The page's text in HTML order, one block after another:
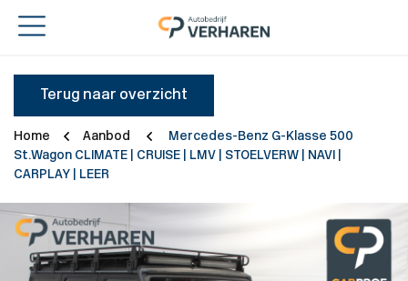
Terug naar overzicht
Home Aanbod
Mercedes-Benz G-Klasse 500
St.Wagon CLIMATE | CRUISE | LMV | STOELVERW | NAVI |
CARPLAY | LEER